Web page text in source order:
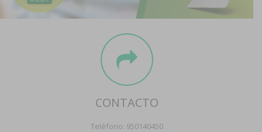
Boletín
CONTACTO
Teléfono: 950140450